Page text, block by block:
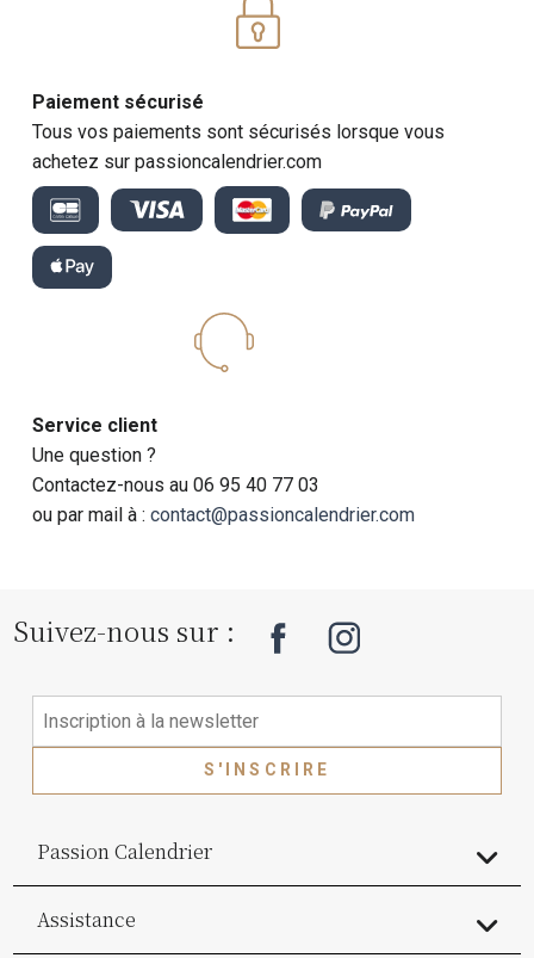
Paiement sécurisé
Tous vos paiements sont sécurisés lorsque vous
achetez sur passioncalendrier.com
Service client
Une question ?
Contactez-nous au 06 95 40 77 03
ou par mail à :contact@passioncalendrier.com
Suivez-nous sur :
S'INSCRIRE
Passion Calendrier
Assistance